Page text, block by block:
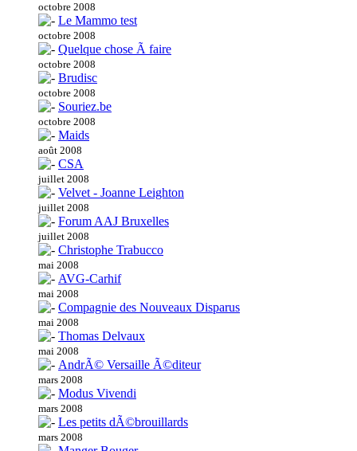
octobre 2008
Le Mammo test
octobre 2008
Quelque chose Ã faire
octobre 2008
Brudisc
octobre 2008
Souriez.be
octobre 2008
Maids
août 2008
CSA
juillet 2008
Velvet - Joanne Leighton
juillet 2008
Forum AAJ Bruxelles
juillet 2008
Christophe Trabucco
mai 2008
AVG-Carhif
mai 2008
Compagnie des Nouveaux Disparus
mai 2008
Thomas Delvaux
mai 2008
AndrÃ© Versaille Ã©diteur
mars 2008
Modus Vivendi
mars 2008
Les petits dÃ©brouillards
mars 2008